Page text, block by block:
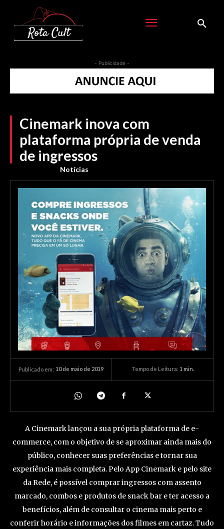
- Publicidade -
Cinemark inova com
plataforma própria de venda
de ingressos
Notícias
Publicado em: 10 de maio de 2019 Tempo de Leitura: 1 min.
A Cinemark lançou a sua própria plataforma de e-
commerce, com o objetivo de se aproximar ainda mais do
público, conhecer suas preferências e tornar sua
experiência mais completa. Pelo App Cinemark e pelo site
da Rede, é possível comprar ingressos com assento
marcado, combos e produtos de snack bar e ter acesso a
benefícios, além de consultar o cinema mais perto e
conferir horário e informações dos filmes em cartaz. Tudo